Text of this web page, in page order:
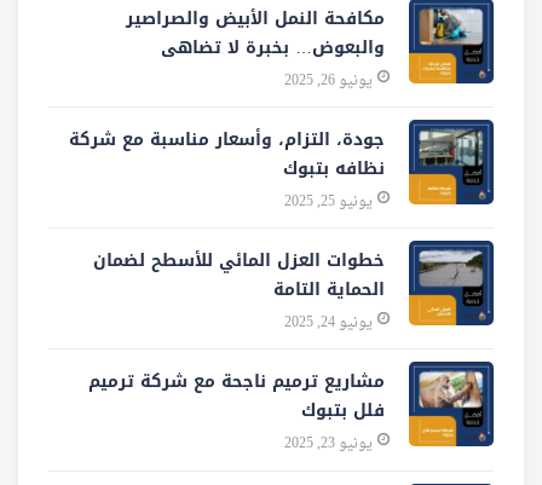
مكافحة النمل الأبيض والصراصير
والبعوض… بخبرة لا تضاهى
يونيو 26, 2025
جودة، التزام، وأسعار مناسبة مع شركة
نظافه بتبوك
يونيو 25, 2025
خطوات العزل المائي للأسطح لضمان
الحماية التامة
يونيو 24, 2025
مشاريع ترميم ناجحة مع شركة ترميم
فلل بتبوك
يونيو 23, 2025